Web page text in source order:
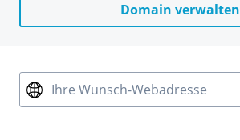
Domain verwalten
Ihre Wunsch-Webadresse